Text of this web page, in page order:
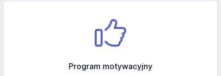
Program motywacyjny